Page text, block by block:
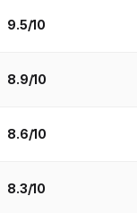
9.5/10
8.9/10
8.6/10
8.3/10